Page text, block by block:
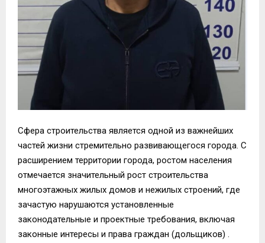
Сфера строительства является одной из важнейших
частей жизни стремительно развивающегося города. С
расширением территории города, ростом населения
отмечается значительный рост строительства
многоэтажных жилых домов и нежилых строений, где
зачастую нарушаются установленные
законодательные и проектные требования, включая
законные интересы и права граждан (дольщиков) .